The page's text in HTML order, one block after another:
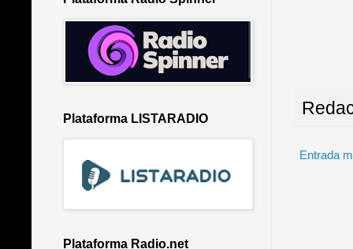
Entrada
Plataforma LISTARADIO
Plataforma Radio.net